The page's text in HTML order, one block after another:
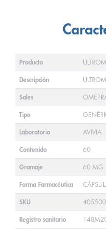
Producto
Descripción
Sales
Tipo
Laboratorio AVIVIA
Contenido 60
Gramaje 60 MG
Forma Farmacéutica
SKU 405500
Registro sanitario